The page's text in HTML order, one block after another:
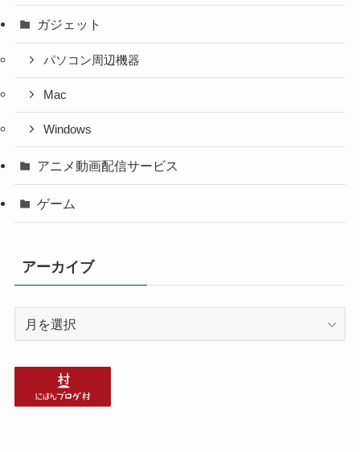
ガジェット
パソコン周辺機器
Mac
Windows
アニメ動画配信サービス
ゲーム
アーカイブ